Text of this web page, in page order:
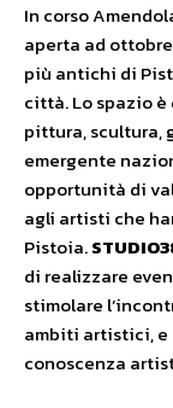
In corso
aperta ad
più antichi di
città. Lo spazio
pittura, scultura,
emergente
opportunità di
agli artisti che
Pistoia.
di realizzare
stimolare
ambiti artistici,
conoscenza